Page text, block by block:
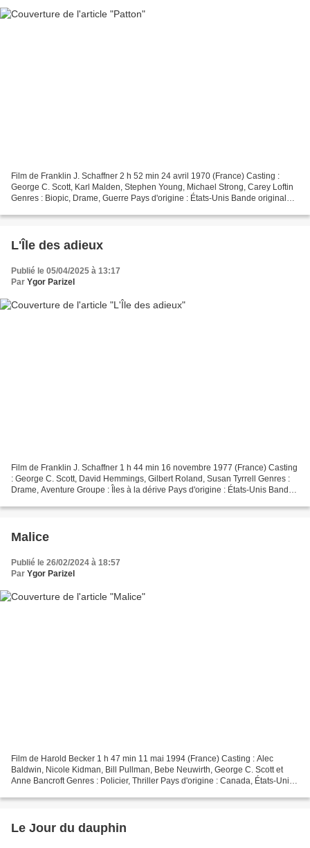
Film de Franklin J. Schaffner 2 h 52 min 24 avril 1970 (France) Casting :
George C. Scott, Karl Malden, Stephen Young, Michael Strong, Carey Loftin
Genres : Biopic, Drame, Guerre Pays d'origine : États-Unis Bande originale :
L'Île des adieux
Publié le 05/04/2025 à 13:17
Par Ygor Parizel
Film de Franklin J. Schaffner 1 h 44 min 16 novembre 1977 (France) Casting
: George C. Scott, David Hemmings, Gilbert Roland, Susan Tyrrell Genres :
Drame, Aventure Groupe : Îles à la dérive Pays d'origine : États-Unis Bande
Malice
Publié le 26/02/2024 à 18:57
Par Ygor Parizel
Film de Harold Becker 1 h 47 min 11 mai 1994 (France) Casting : Alec
Baldwin, Nicole Kidman, Bill Pullman, Bebe Neuwirth, George C. Scott et
Anne Bancroft Genres : Policier, Thriller Pays d'origine : Canada, États-Unis
Le Jour du dauphin